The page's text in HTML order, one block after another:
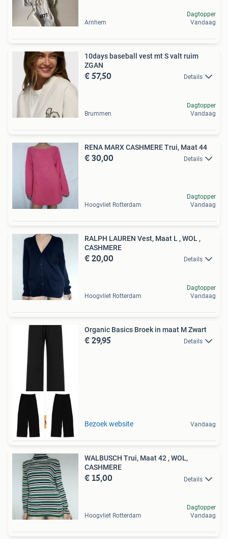
Arnhem
Dagtopper
Vandaag
10days baseball vest mt S valt ruim
ZGAN
€ 57,50 Details
Brummen
Dagtopper
Vandaag
RENA MARX CASHMERE Trui, Maat 44
€ 30,00 Details
Hoogvliet Rotterdam
Dagtopper
Vandaag
RALPH LAUREN Vest, Maat L , WOL ,
CASHMERE
€ 20,00 Details
Hoogvliet Rotterdam
Dagtopper
Vandaag
Tot 75% voordeel
Organic Basics Broek in maat M Zwart
€ 29,95 Details
Bezoek website Vandaag
WALBUSCH Trui, Maat 42 , WOL,
CASHMERE
€ 15,00 Details
Hoogvliet Rotterdam
Dagtopper
Vandaag